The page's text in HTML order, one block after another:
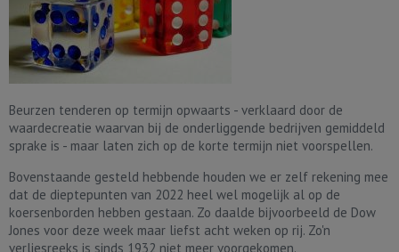
Beurzen tenderen op termijn opwaarts - verklaard door de
waardecreatie waarvan bij de onderliggende bedrijven gemiddeld
sprake is - maar laten zich op de korte termijn niet voorspellen.
Bovenstaande gesteld hebbende houden we er zelf rekening mee
dat de dieptepunten van 2022 heel wel mogelijk al op de
koersenborden hebben gestaan. Zo daalde bijvoorbeeld de Dow
Jones voor deze week maar liefst acht weken op rij. Zo'n
verliesreeks is sinds 1932 niet meer voorgekomen.